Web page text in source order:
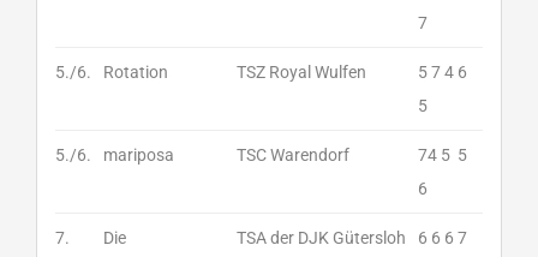
7
5./6. Rotation TSZ Royal Wulfen
5 7 4 6
5
5./6. mariposa TSC Warendorf
74 5 5
6
7.
Die
TSA der DJK Gütersloh
6 6 6 7